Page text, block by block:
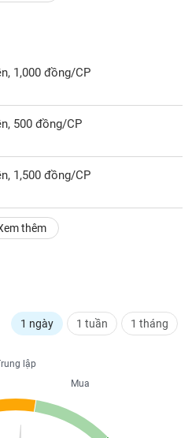
1,000 đồng/CP
500 đồng/CP
1,500 đồng/CP
thêm
1 ngày 1 tuần 1 tháng
lập
Mua